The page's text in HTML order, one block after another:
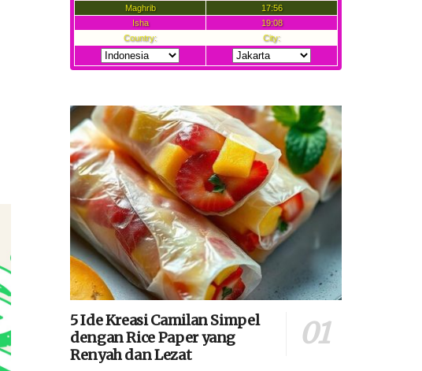
5 Ide Kreasi Camilan Simpel
dengan Rice Paper yang
Renyah dan Lezat